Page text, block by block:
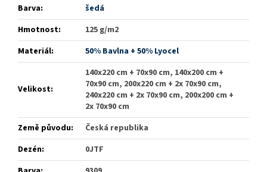
Barva:
šedá
Hmotnost:
125 g/m2
Materiál: 50% Bavlna + 50% Lyocel
Velikost:
140x220 cm + 70x90 cm, 140x200 cm +
70x90 cm, 200x220 cm + 2x 70x90 cm,
240x220 cm + 2x 70x90 cm, 200x200 cm +
2x 70x90 cm
Země původu:
Česká republika
Dezén:
0JTF